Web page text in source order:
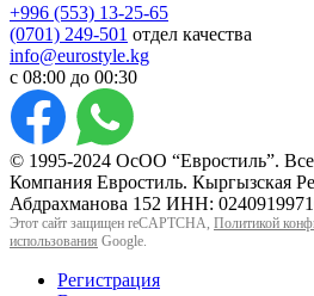
+996 (553) 13-25-65
(0701) 249-501 отдел качества
info@eurostyle.kg
с 08:00 до 00:30
© 1995-2024 ОсОО “Евростиль”.
Компания Евростиль. Кыргызская
Абдрахманова 152 ИНН:
Этот сайт защищен reCAPTCHA, Политикой
использования Google.
Регистрация